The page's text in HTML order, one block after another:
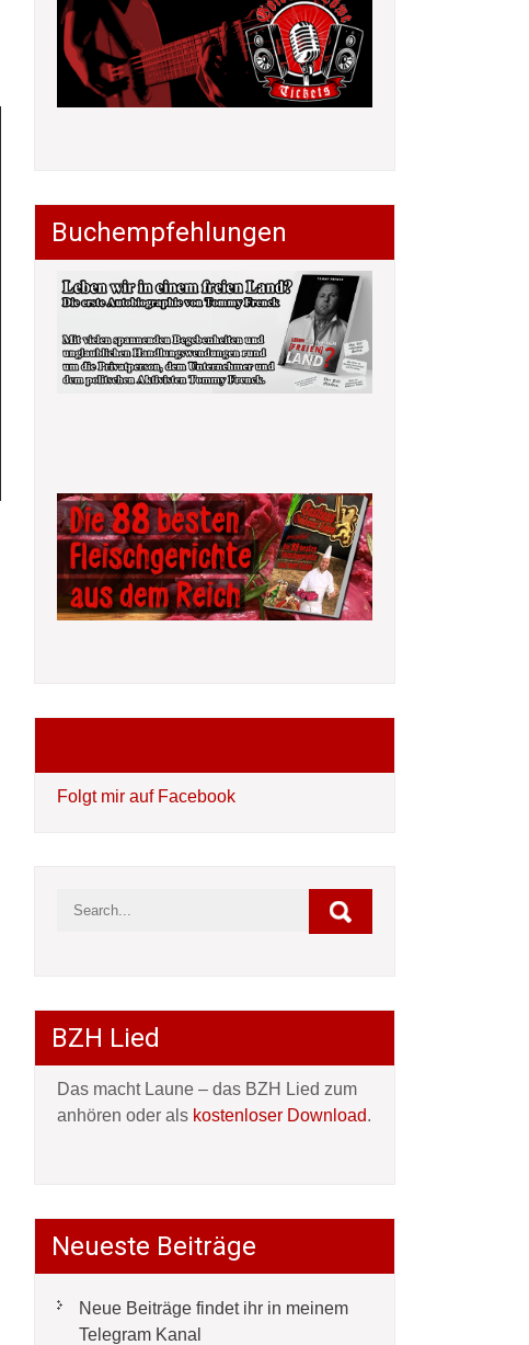
Buchempfehlungen
Folgt mir auf Facebook
BZH Lied
Das macht Laune – das BZH Lied zum
anhören oder als kostenloser Download.
Neueste Beiträge
Neue Beiträge findet ihr in meinem
Telegram Kanal